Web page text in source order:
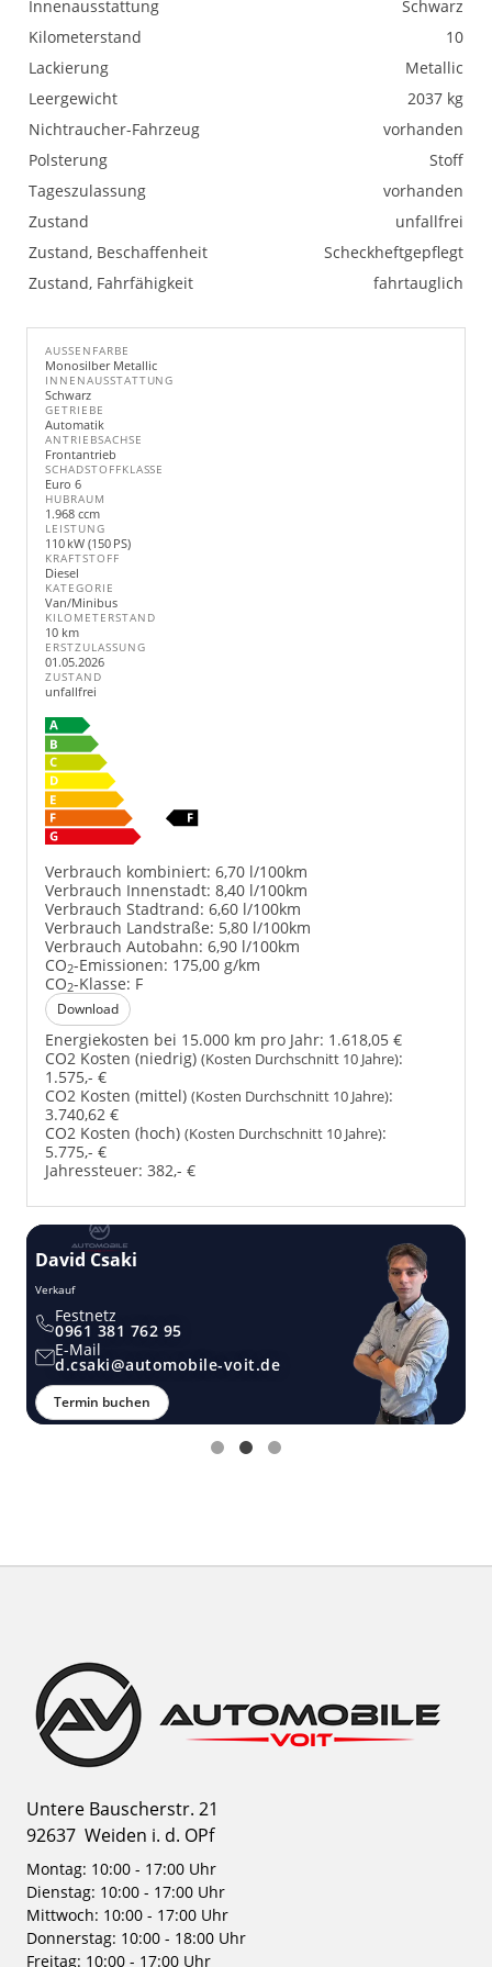
Innenausstattung
Schwarz
Kilometerstand
10
Lackierung
Metallic
Leergewicht
2037 kg
Nichtraucher-Fahrzeug
vorhanden
Polsterung
Stoff
Tageszulassung
vorhanden
Zustand
unfallfrei
Zustand, Beschaffenheit
Scheckheftgepflegt
Zustand, Fahrfähigkeit
fahrtauglich
AUSSENFARBE
Monosilber Metallic
INNENAUSSTATTUNG
Schwarz
GETRIEBE
Automatik
ANTRIEBSACHSE
Frontantrieb
SCHADSTOFFKLASSE
Euro 6
HUBRAUM
1.968 ccm
LEISTUNG
110 kW (150 PS)
KRAFTSTOFF
Diesel
KATEGORIE
Van/Minibus
KILOMETERSTAND
10 km
ERSTZULASSUNG
01.05.2026
ZUSTAND
unfallfrei
Verbrauch kombiniert: 6,70 l/100km
Verbrauch Innenstadt: 8,40 l/100km
Verbrauch Stadtrand: 6,60 l/100km
Verbrauch Landstraße: 5,80 l/100km
Verbrauch Autobahn: 6,90 l/100km
CO2-Emissionen: 175,00 g/km
CO2-Klasse: F
Download
Energiekosten bei 15.000 km pro Jahr: 1.618,05 €
CO2 Kosten (niedrig) (Kosten Durchschnitt 10 Jahre):
1.575,- €
CO2 Kosten (mittel) (Kosten Durchschnitt 10 Jahre):
3.740,62 €
CO2 Kosten (hoch) (Kosten Durchschnitt 10 Jahre):
5.775,- €
Jahressteuer: 382,- €
David Csaki
Verkauf
Festnetz
0961 381 762 95
E-Mail
d.csaki@automobile-voit.de
Termin buchen
Untere Bauscherstr. 21
92637 Weiden i. d. OPf
Montag: 10:00 - 17:00 Uhr
Dienstag: 10:00 - 17:00 Uhr
Mittwoch: 10:00 - 17:00 Uhr
Donnerstag: 10:00 - 18:00 Uhr
Freitag: 10:00 - 17:00 Uhr